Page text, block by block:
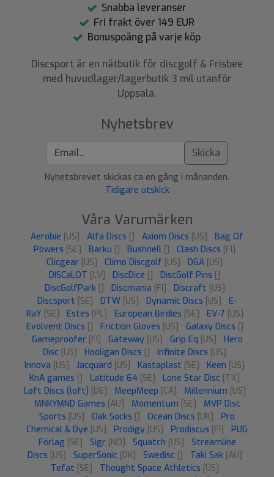
Snabba leveranser
Fri frakt över 149 EUR
Bonuspoäng på varje köp
Discsport är en nätbutik för discgolf & Frisbee
med huvudlager/lagerbutik 3 mil utanför
Uppsala.
Nyhetsbrev
Skicka
Nyhetsbrevet skickas ca en gång i månanden.
Tidigare utskick
Våra Varumärken
Aerobie [US] Alfa Discs [] Axiom Discs [US]
Bag Of
Powers [SE] Barku [] Bushnell [] Clash Discs [FI]
Clicgear [US] Climo Discgolf [US] DGA [US]
DISCaLOT [LV] DiscDice [] DiscGolf Pins []
DiscGolfPark [] Discmania [FI] Discraft [US]
Discsport [SE] DTW [US] Dynamic Discs [US]
E-
RaY [SE] Estes [PL] European Birdies [SE] EV-7 [US]
Evolvent Discs [] Friction Gloves [US] Galaxy Discs []
Gameproofer [FI] Gateway [US] Grip Eq [US]
Hero
Disc [US] Hooligan Discs [] Infinite Discs [US]
Innova [US] Jacquard [US] Kastaplast [SE] Keen [US]
KnA games [] Latitude 64 [SE] Lone Star Disc [TX]
Løft Discs (loft) [DE] MeepMeep [CA] Millennium [US]
MNKYMND Games [AU] Momentum [SE]
MVP Disc
Sports [US] Oak Socks [] Ocean Discs [UK]
Pro
Chemical & Dye [US] Prodigy [US] Prodiscus [FI]
PUG
Förlag [SE] Sigr [NO] Squatch [US]
Streamline
Discs [US] SuperSonic [DK] Swedisc [] Taki Sak [AU]
Tefat [SE] Thought Space Athletics [US]